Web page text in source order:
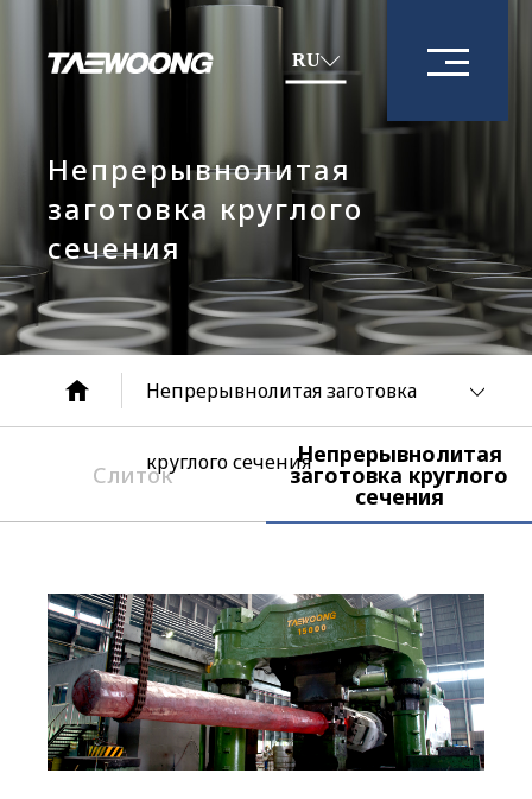
RU
Непрерывнолитая
заготовка круглого
сечения
Непрерывнолитая заготовка
круглого сечения
Слиток
Непрерывнолитая
заготовка круглого
сечения